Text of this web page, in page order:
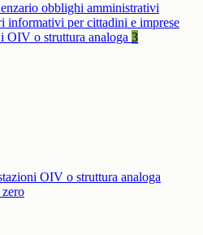
obblighi amministrativi
informativi per cittadini e imprese
OIV o struttura analoga 3
OIV o struttura analoga